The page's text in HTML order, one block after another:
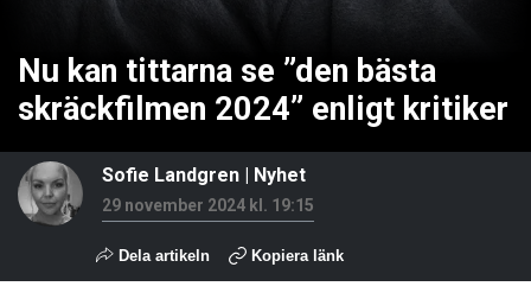
Nu kan tittarna se ”den bästa
skräckfilmen 2024” enligt kritiker
Sofie Landgren | Nyhet
29 november 2024 kl. 19:15
Dela artikeln Kopiera länk